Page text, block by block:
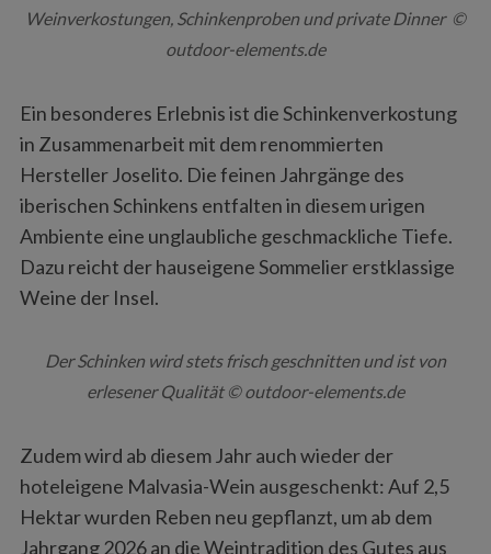
Weinverkostungen, Schinkenproben und private Dinner ©
outdoor-elements.de
Ein besonderes Erlebnis ist die Schinkenverkostung
in Zusammenarbeit mit dem renommierten
Hersteller Joselito. Die feinen Jahrgänge des
iberischen Schinkens entfalten in diesem urigen
Ambiente eine unglaubliche geschmackliche Tiefe.
Dazu reicht der hauseigene Sommelier erstklassige
Weine der Insel.
Der Schinken wird stets frisch geschnitten und ist von
erlesener Qualität © outdoor-elements.de
Zudem wird ab diesem Jahr auch wieder der
hoteleigene Malvasia-Wein ausgeschenkt: Auf 2,5
Hektar wurden Reben neu gepflanzt, um ab dem
Jahrgang 2026 an die Weintradition des Gutes aus